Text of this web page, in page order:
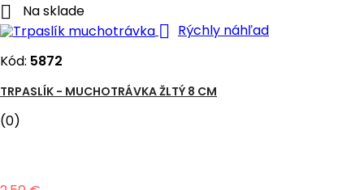
 Na sklade
 Rýchly náhľad
Kód: 5872
TRPASLÍK - MUCHOTRÁVKA ŽLTÝ 8 CM
(0)